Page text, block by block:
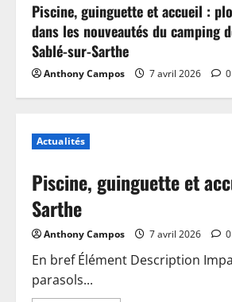
Piscine, guinguette et accueil :
dans les nouveautés du camping
Sablé-sur-Sarthe
Anthony Campos 7 avril 2026 0
Actualités
Piscine, guinguette et
Sarthe
Anthony Campos 7 avril 2026 0
En bref Élément Description
parasols...